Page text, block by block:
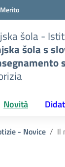
šola -
šola s
Novità
- Novice Il